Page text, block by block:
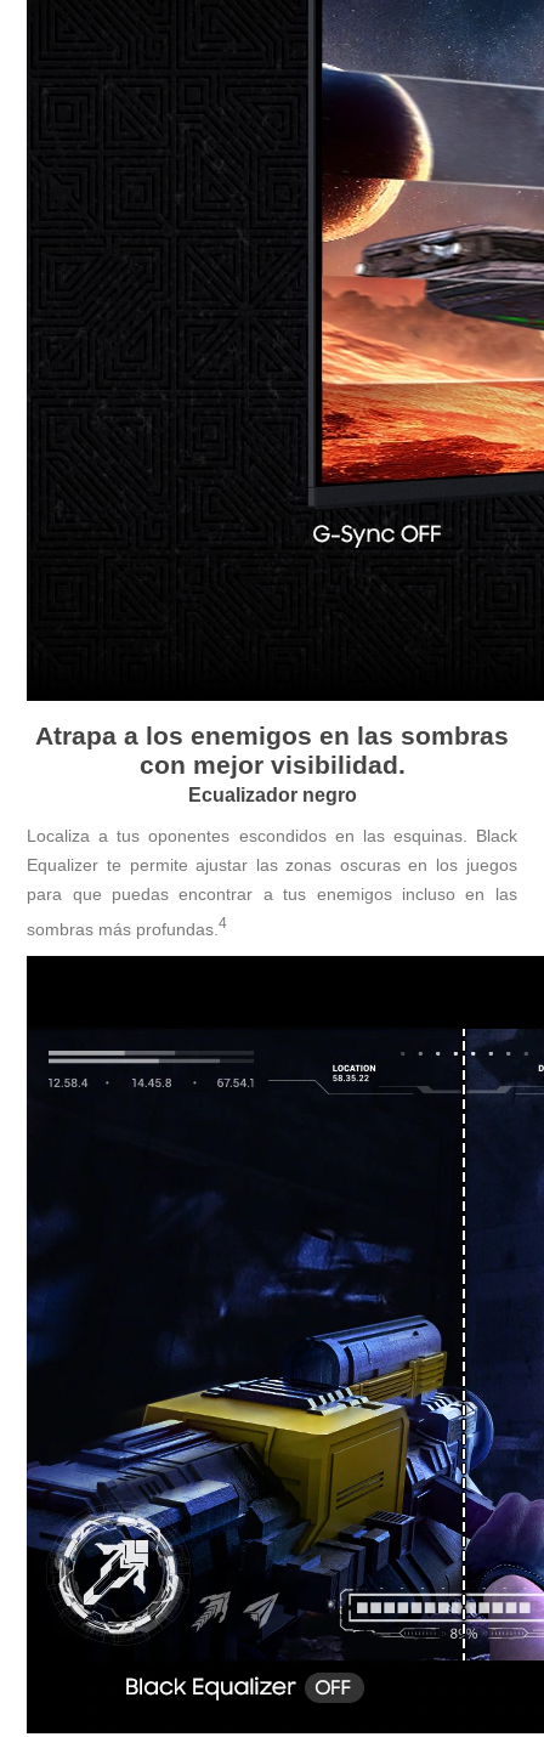
Atrapa a los enemigos en las sombras
con mejor visibilidad.
Ecualizador negro
Localiza a tus oponentes escondidos en las esquinas. Black
Equalizer te permite ajustar las zonas oscuras en los juegos
para que puedas encontrar a tus enemigos incluso en las
sombras más profundas.4